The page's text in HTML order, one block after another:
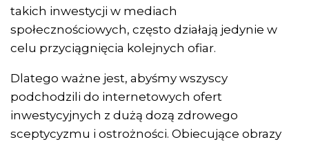
takich inwestycji w mediach
społecznościowych, często działają jedynie w
celu przyciągnięcia kolejnych ofiar.
Dlatego ważne jest, abyśmy wszyscy
podchodzili do internetowych ofert
inwestycyjnych z dużą dozą zdrowego
sceptycyzmu i ostrożności. Obiecujące obrazy